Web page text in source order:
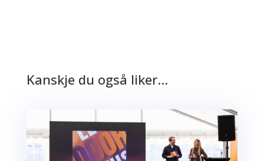
Kanskje du også liker…